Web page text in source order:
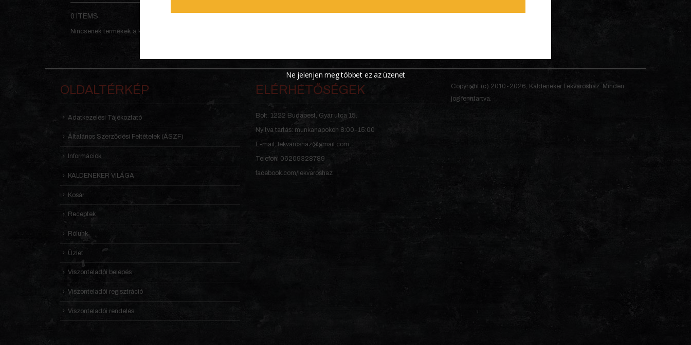
0 ITEMS
Nincsenek termékek a kosárban.
OLDALTÉRKÉP
Adatkezelési Tájékoztató
Általános Szerződési Feltételek (ÁSZF)
Információk
KALDENEKER VILÁGA
Kosár
Receptek
Rólunk
Üzlet
Viszonteladói belépés
Viszonteladói regisztráció
Viszonteladói rendelés
ELÉRHETŐSÉGEK
Bolt: 1222 Budapest, Gyár utca 15.
Nyitva tartás: munkanapokon 8:00-15:00
E-mail: lekvaroshaz@gmail.com
Telefon: 06209328789
facebook.com/lekvaroshaz
Copyright (c) 2010-2026, Kaldeneker Lekvárosház. Minden
jog fenntartva.
Ne jelenjen meg többet ez az üzenet